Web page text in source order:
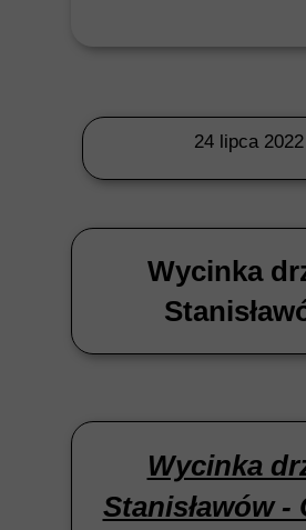
24 lipca 2022
Wycinka
Wycinka
Stanisławów -